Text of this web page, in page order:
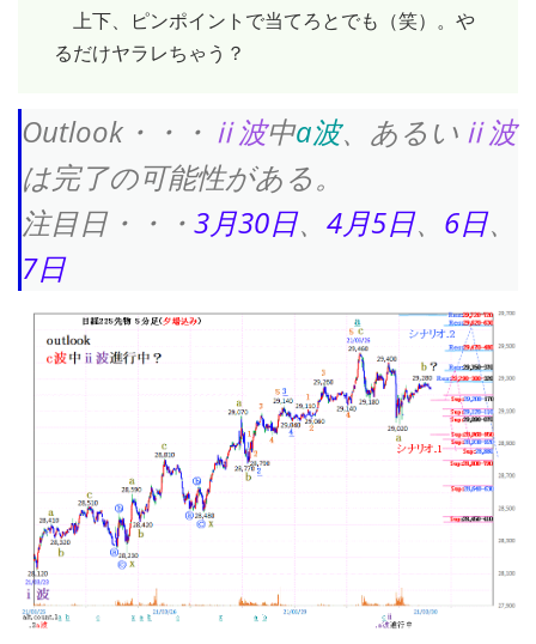
上下、ピンポイントで当てろとでも（笑）。や
るだけヤラレちゃう？
Outlook・・・ ⅱ波中a波、あるい ⅱ波
は完了の可能性がある。
注目日・・・ 3月30日、 4月5日、 6日、
7日